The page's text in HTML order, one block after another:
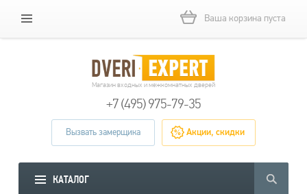
Ваша корзина пуста
Магазин входных и межкомнатных дверей
+7 (495) 975-79-35
Вызвать замерщика Акции, скидки
КАТАЛОГ